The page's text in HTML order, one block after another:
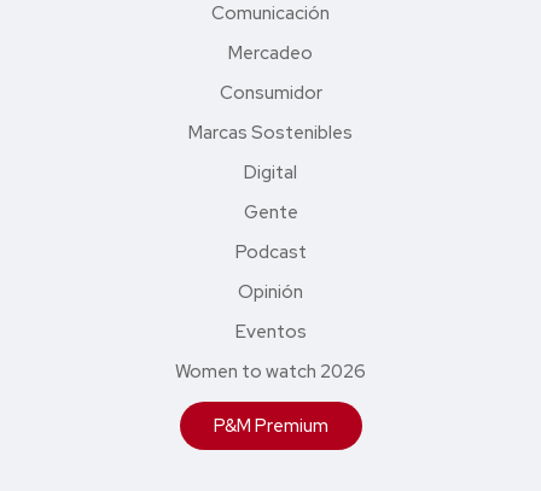
Comunicación
Mercadeo
Consumidor
Marcas Sostenibles
Digital
Gente
Podcast
Opinión
Eventos
Women to watch 2026
P&M Premium